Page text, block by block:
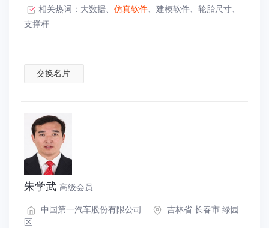
相关热词： 大数据、 仿真软件、 建模软件、 轮胎尺寸、
支撑杆
交换名片
朱学武 高级会员
中国第一汽车股份有限公司
吉林省 长春市 绿园
区